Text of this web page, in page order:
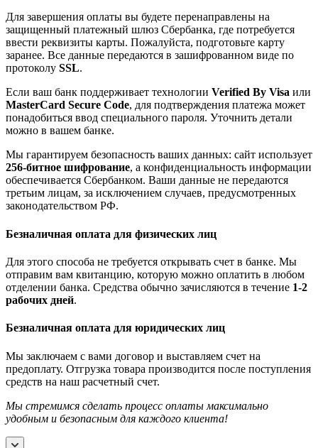
Для завершения оплаты вы будете перенаправлены на
защищенный платежный шлюз Сбербанка, где потребуется
ввести реквизиты карты. Пожалуйста, подготовьте карту
заранее. Все данные передаются в зашифрованном виде по
протоколу SSL.
Если ваш банк поддерживает технологии Verified By Visa или
MasterCard Secure Code, для подтверждения платежа может
понадобиться ввод специального пароля. Уточнить детали
можно в вашем банке.
Мы гарантируем безопасность ваших данных: сайт использует
256-битное шифрование, а конфиденциальность информации
обеспечивается Сбербанком. Ваши данные не передаются
третьим лицам, за исключением случаев, предусмотренных
законодательством РФ.
Безналичная оплата для физических лиц
Для этого способа не требуется открывать счет в банке. Мы
отправим вам квитанцию, которую можно оплатить в любом
отделении банка. Средства обычно зачисляются в течение 1-2
рабочих дней.
Безналичная оплата для юридических лиц
Мы заключаем с вами договор и выставляем счет на
предоплату. Отгрузка товара производится после поступления
средств на наш расчетный счет.
Мы стремимся сделать процесс оплаты максимально
удобным и безопасным для каждого клиента!